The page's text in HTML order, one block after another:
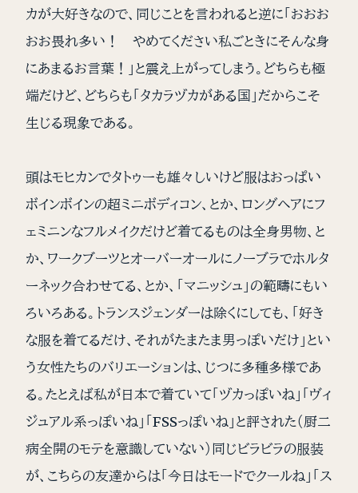
カが大好きなので、同じことを言われると逆に「おおお
おお畏れ多い！ やめてください私ごときにそんな身
にあまるお言葉！」と震え上がってしまう。どちらも極
端だけど、どちらも「タカラヅカがある国」だからこそ
生じる現象である。
頭はモヒカンでタトゥーも雄々しいけど服はおっぱい
ボインボインの超ミニボディコン、とか、ロングヘアにフ
ェミニンなフルメイクだけど着てるものは全身男物、と
か、ワークブーツとオーバーオールにノーブラでホルタ
ーネック合わせてる、とか、「マニッシュ」の範疇にもい
ろいろある。トランスジェンダーは除くにしても、「好き
な服を着てるだけ、それがたまたま男っぽいだけ」とい
う女性たちのバリエーションは、じつに多種多様であ
る。たとえば私が日本で着ていて「ヅカっぽいね」「ヴィ
ジュアル系っぽいね」「FSSっぽいね」と評された（厨二
病全開のモテを意識していない）同じビラビラの服装
が、こちらの友達からは「今日はモードでクールね」「ス